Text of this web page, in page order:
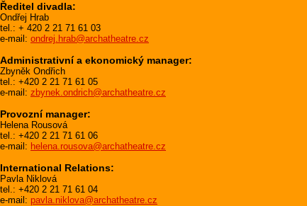
Ředitel divadla:
Ondřej Hrab
tel.: + 420 2 21 71 61 03
e-mail: ondrej.hrab@archatheatre.cz
Administrativní a ekonomický manager:
Zbyněk Ondřich
tel.: +420 2 21 71 61 05
e-mail: zbynek.ondrich@archatheatre.cz
Provozní manager:
Helena Rousová
tel.: +420 2 21 71 61 06
e-mail: helena.rousova@archatheatre.cz
International Relations:
Pavla Niklová
tel.: +420 2 21 71 61 04
e-mail: pavla.niklova@archatheatre.cz